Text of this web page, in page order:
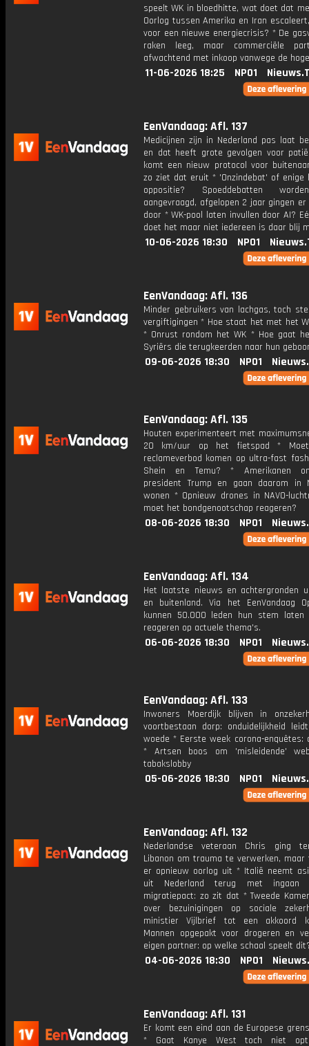
speelt WK in bloedhitte, wat doet dat
Oorlog tussen Amerika en Iran
voor een nieuwe energiecrisis? * De
raken leeg, maar commerciële
afwachtend met inkoop vanwege de
11-06-2026 18:25 NPO1
EenVandaag: Afl. 137
Medicijnen zijn in Nederland pas laat
en dat heeft grote gevolgen voor
komt een nieuw protocol voor
zo ziet dat eruit * 'Onzindebat' of enige
oppositie? Spoeddebatten
aangevraagd, afgelopen 2 jaar gingen
door * WK-pool laten invullen door AI?
doet het maar niet iedereen is daar blij
10-06-2026 18:30 NPO1
EenVandaag: Afl. 136
Minder gebruikers van lachgas, toch
vergiftigingen * Hoe staat het met het
* Onrust rondom het WK * Hoe gaat
Syriërs die terugkeerden naar hun
09-06-2026 18:30 NPO1
EenVandaag: Afl. 135
Houten experimenteert met
20 km/uur op het fietspad *
reclameverbod komen op ultra-fast
Shein en Temu? * Amerikanen
president Trump en gaan daarom in
wonen * Opnieuw drones in NAVO-
moet het bondgenootschap reageren?
08-06-2026 18:30 NPO1
EenVandaag: Afl. 134
Het laatste nieuws en achtergronden
en buitenland. Via het EenVandaag
kunnen 50.000 leden hun stem laten
reageren op actuele thema's.
06-06-2026 18:30 NPO1
EenVandaag: Afl. 133
Inwoners Moerdijk blijven in
voortbestaan dorp: onduidelijkheid
woede * Eerste week corona-enquêtes:
* Artsen boos om 'misleidende'
tabakslobby
05-06-2026 18:30 NPO1
EenVandaag: Afl. 132
Nederlandse veteraan Chris ging
Libanon om trauma te verwerken, maar
er opnieuw oorlog uit * Italië neemt
uit Nederland terug met ingaan
migratiepact: zo zit dat * Tweede
over bezuinigingen op sociale
ministier Vijlbrief tot een akkoord
Mannen opgepakt voor drogeren en
eigen partner: op welke schaal speelt
04-06-2026 18:30 NPO1
EenVandaag: Afl. 131
Er komt een eind aan de Europese
* Gaat Kanye West toch niet